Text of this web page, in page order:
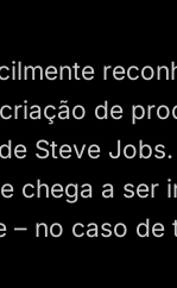
de
Steve
chega a ser
no caso